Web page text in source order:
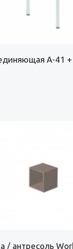
А-41 +
/ антресоль